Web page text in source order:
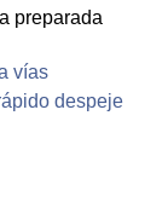
preparada
vías
despeje